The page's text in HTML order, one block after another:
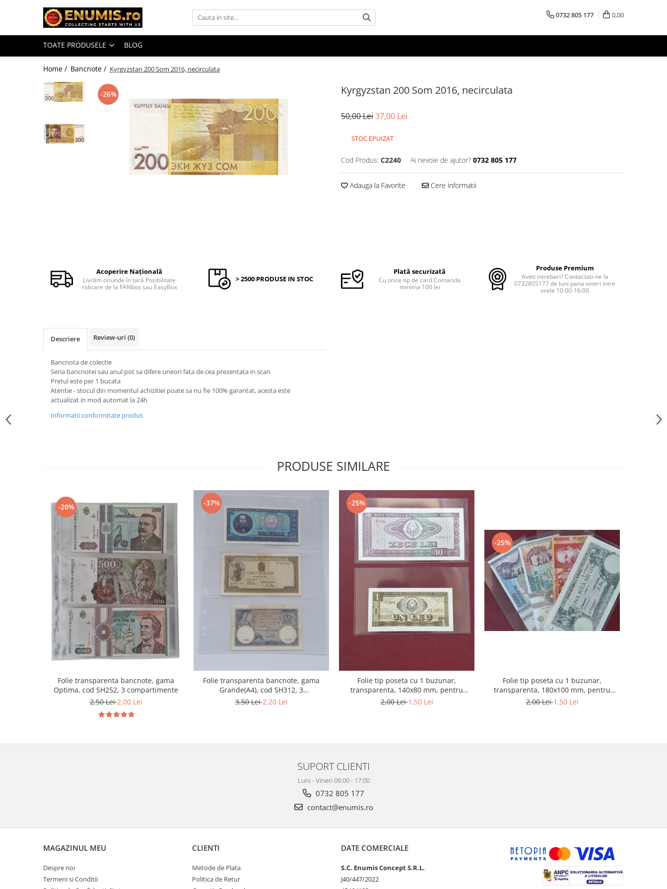
Monede Romania
Accesorii colectie monede
Albume cu folii pentru stocare
Capsule monede
Cartonase autoadezive
Monede Euro, Eurocenti
Monede Europa
Accesorii colectie bancnote
Albume cu folii pentru stocare
Folii pentru stocare bancnote, la
Folii pentru stocare bancnote, la
pachet
Folii tip poseta, pentru bancnote,
Bancnote Australia si Oceania
Bancnote Europa
Gradate PMG
Timbre si coli Romania
Carte Postala / FDC
Din trusa colectionarului
Insigne/Medalii/Decoratii
0732 805 177 0,00
TOATE PRODUSELE BLOG
Home / Bancnote / Kyrgyzstan 200 Som 2016, necirculata
Kyrgyzstan 200 Som 2016, necirculata
-26%
50,00 Lei37,00 Lei
STOC EPUIZAT
Cod Produs: C2240 Ai nevoie de ajutor? 0732 805 177
Adauga la Favorite Cere informatii
Acoperire Națională
Livrăm oriunde în țară Posibilitate
ridicare de la FANbox sau EasyBox
> 2500 PRODUSE IN STOC
Plată securizată
Cu orice tip de card Comanda
minima 100 lei
Produse Premium
Aveti intrebari? Contactati-ne la
0732805177 de luni pana vineri intre
orele 10:00-16:00
Descriere Review-uri (0)
Bancnota de colectie
Seria bancnotei sau anul pot sa difere uneori fata de cea prezentata in scan
Pretul este per 1 bucata
Atentie - stocul din momentul achizitiei poate sa nu fie 100% garantat, acesta este
actualizat in mod automat la 24h
Informatii conformitate produs
PRODUSE SIMILARE
-20%
Folie transparenta bancnote, gama
Optima, cod SH252, 3 compartimente
2,50 Lei2,00 Lei
-37%
Folie transparenta bancnote, gama
Grande(A4), cod SH312, 3
compartimente
3,50 Lei2,20 Lei
-25%
Folie tip poseta cu 1 buzunar,
transparenta, 140x80 mm, pentru
bancnote
2,00 Lei1,50 Lei
-25%
Folie tip poseta cu 1 buzunar,
transparenta, 180x100 mm, pentru
bancnote
2,00 Lei1,50 Lei
SUPORT CLIENTI
Luni - Vineri 09:00 - 17:00
0732 805 177
contact@enumis.ro
MAGAZINUL MEU
Despre noi
Termeni si Conditii
CLIENTI
Metode de Plata
Politica de Retur
DATE COMERCIALE
S.C. Enumis Concept S.R.L.
J40/447/2022